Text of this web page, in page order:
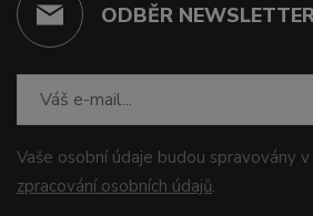
ODBĚR
Vaše osobní údaje budou spravovány
zpracování osobních údajů.